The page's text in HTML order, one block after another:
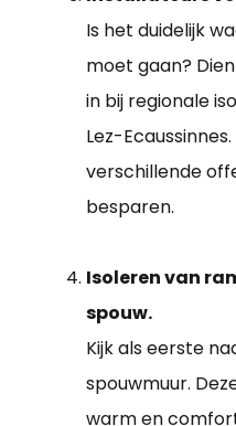
Is het duidelijk
moet gaan?
in bij regionale
Lez-
verschillende
besparen.
Isoleren van
spouw.
Kijk als eerste
spouwmuur.
warm en